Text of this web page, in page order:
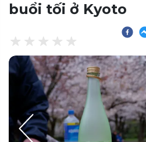
buổi tối ở Kyoto